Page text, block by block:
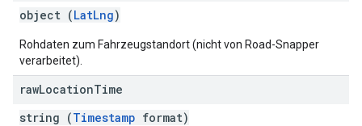
object (LatLng)
Rohdaten zum Fahrzeugstandort (nicht von Road-Snapper
verarbeitet).
rawLocationTime
string (Timestamp format)